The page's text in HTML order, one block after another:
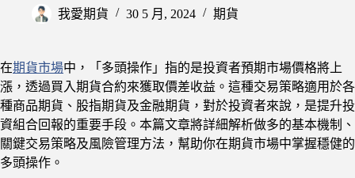
我愛期貨 30 5 月, 2024 期貨
在期貨市場中，「多頭操作」指的是投資者預期市場價格將上
漲，透過買入期貨合約來獲取價差收益。這種交易策略適用於各
種商品期貨、股指期貨及金融期貨，對於投資者來說，是提升投
資組合回報的重要手段。本篇文章將詳細解析做多的基本機制、
關鍵交易策略及風險管理方法，幫助你在期貨市場中掌握穩健的
多頭操作。